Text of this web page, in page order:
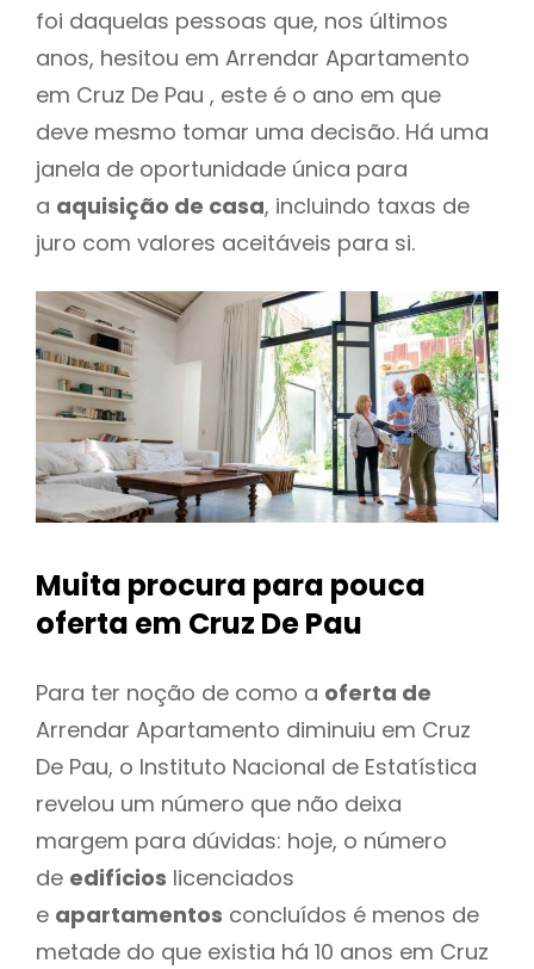
foi daquelas pessoas que, nos últimos
anos, hesitou em Arrendar Apartamento
em Cruz De Pau , este é o ano em que
deve mesmo tomar uma decisão. Há uma
janela de oportunidade única para
a aquisição de casa, incluindo taxas de
juro com valores aceitáveis para si.
Muita procura para pouca
oferta em Cruz De Pau
Para ter noção de como a oferta de
Arrendar Apartamento diminuiu em Cruz
De Pau, o Instituto Nacional de Estatística
revelou um número que não deixa
margem para dúvidas: hoje, o número
de edifícios licenciados
e apartamentos concluídos é menos de
metade do que existia há 10 anos em Cruz